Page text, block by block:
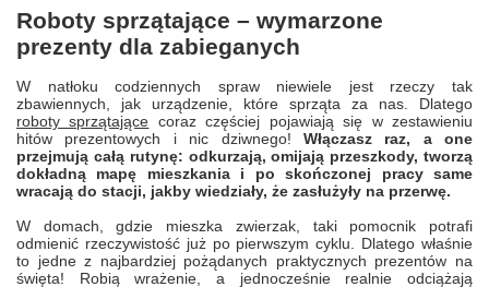
Roboty sprzątające – wymarzone
prezenty dla zabieganych
W natłoku codziennych spraw niewiele jest rzeczy tak
zbawiennych, jak urządzenie, które sprząta za nas. Dlatego
roboty sprzątające coraz częściej pojawiają się w zestawieniu
hitów prezentowych i nic dziwnego! Włączasz raz, a one
przejmują całą rutynę: odkurzają, omijają przeszkody, tworzą
dokładną mapę mieszkania i po skończonej pracy same
wracają do stacji, jakby wiedziały, że zasłużyły na przerwę.
W domach, gdzie mieszka zwierzak, taki pomocnik potrafi
odmienić rzeczywistość już po pierwszym cyklu. Dlatego właśnie
to jedne z najbardziej pożądanych praktycznych prezentów na
święta! Robią wrażenie, a jednocześnie realnie odciążają